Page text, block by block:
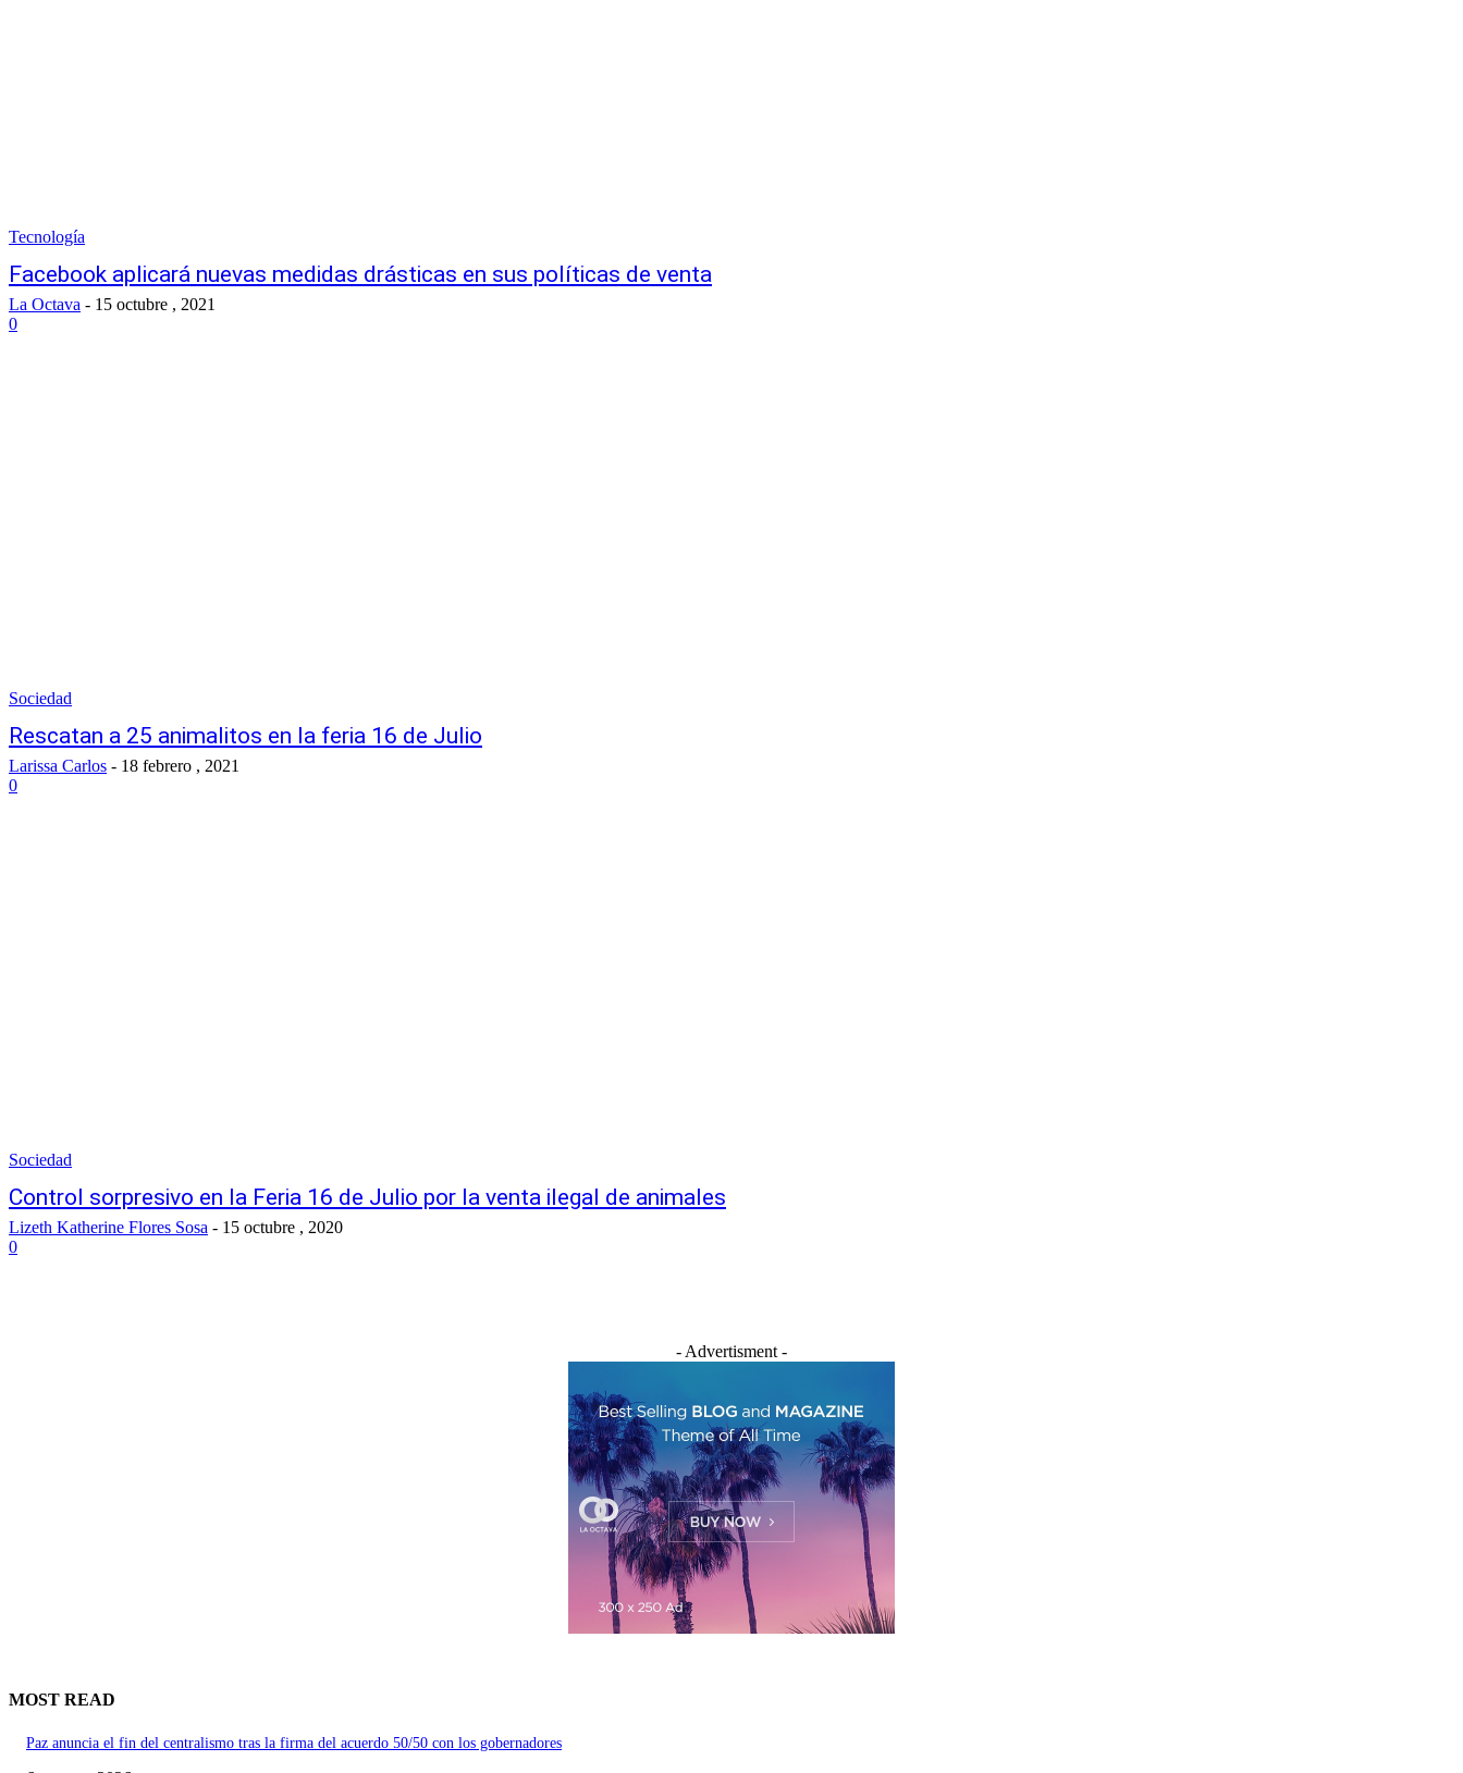
Tecnología
Facebook aplicará nuevas medidas drásticas en sus políticas de venta
La Octava - 15 octubre , 2021
0
Sociedad
Rescatan a 25 animalitos en la feria 16 de Julio
Larissa Carlos - 18 febrero , 2021
0
Sociedad
Control sorpresivo en la Feria 16 de Julio por la venta ilegal de animales
Lizeth Katherine Flores Sosa - 15 octubre , 2020
0
- Advertisment -
MOST READ
Paz anuncia el fin del centralismo tras la firma del acuerdo 50/50 con los gobernadores